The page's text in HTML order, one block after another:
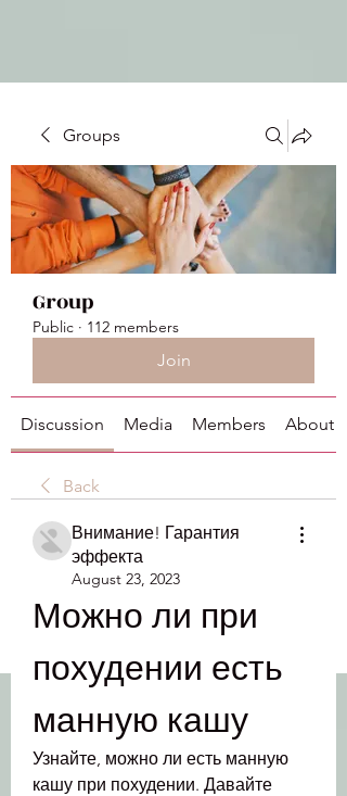
Groups
Group
Public · 112 members
Join
Discussion Media Members About
Back
Внимание! Гарантия
эффекта
August 23, 2023
Можно ли при
похудении есть
манную кашу
Узнайте, можно ли есть манную
кашу при похудении. Давайте